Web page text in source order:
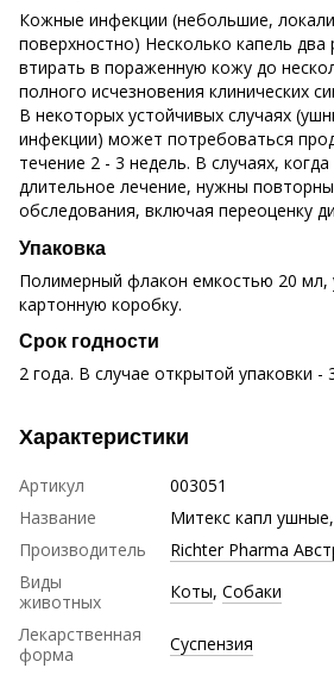
Кожные инфекции (небольшие,
поверхностно) Несколько капель
втирать в пораженную кожу до
полного исчезновения клинических
В некоторых устойчивых случаях
инфекции) может потребоваться
течение 2 - 3 недель. В случаях,
длительное лечение, нужны
обследования, включая переоценку
Упаковка
Полимерный флакон емкостью 20 мл,
картонную коробку.
Срок годности
2 года. В случае открытой упаковки -
Характеристики
Артикул
003051
Название
Митекс капл
Производитель
Richter Pharma
Виды
животных
Коты, Собаки
Лекарственная
форма
Суспензия